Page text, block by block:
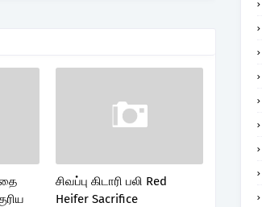
சிவப்பு கிடாரி பலி Red
Heifer Sacrifice